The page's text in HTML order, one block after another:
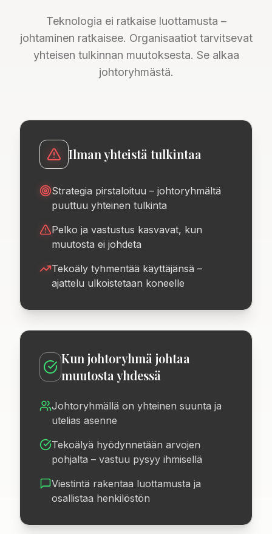
Teknologia ei ratkaise luottamusta –
johtaminen ratkaisee. Organisaatiot tarvitsevat
yhteisen tulkinnan muutoksesta. Se alkaa
johtoryhmästä.
Ilman yhteistä tulkintaa
Strategia pirstaloituu – johtoryhmältä
puuttuu yhteinen tulkinta
Pelko ja vastustus kasvavat, kun
muutosta ei johdeta
Tekoäly tyhmentää käyttäjänsä –
ajattelu ulkoistetaan koneelle
Kun johtoryhmä johtaa
muutosta yhdessä
Johtoryhmällä on yhteinen suunta ja
utelias asenne
Tekoälyä hyödynnetään arvojen
pohjalta – vastuu pysyy ihmisellä
Viestintä rakentaa luottamusta ja
osallistaa henkilöstön